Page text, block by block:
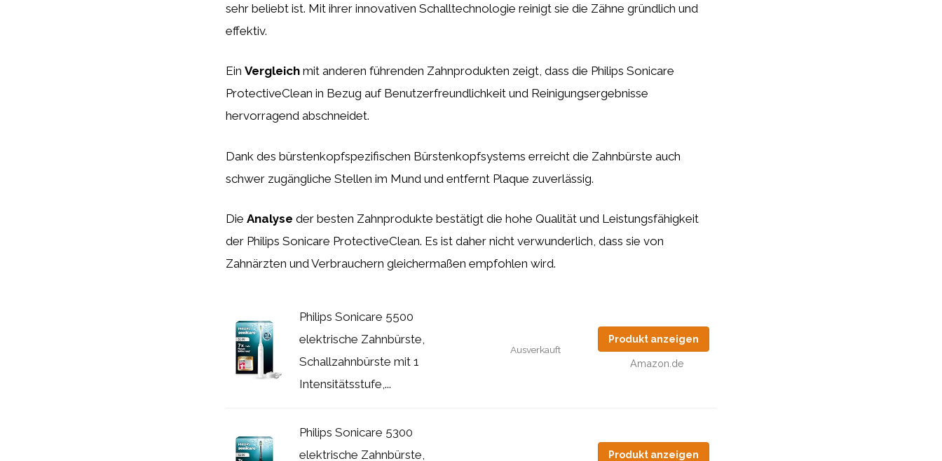
sehr beliebt ist. Mit ihrer innovativen Schalltechnologie reinigt sie die Zähne gründlich und
effektiv.
Ein Vergleich mit anderen führenden Zahnprodukten zeigt, dass die Philips Sonicare
ProtectiveClean in Bezug auf Benutzerfreundlichkeit und Reinigungsergebnisse
hervorragend abschneidet.
Dank des bürstenkopfspezifischen Bürstenkopfsystems erreicht die Zahnbürste auch
schwer zugängliche Stellen im Mund und entfernt Plaque zuverlässig.
Die Analyse der besten Zahnprodukte bestätigt die hohe Qualität und Leistungsfähigkeit
der Philips Sonicare ProtectiveClean. Es ist daher nicht verwunderlich, dass sie von
Zahnärzten und Verbrauchern gleichermaßen empfohlen wird.
Philips Sonicare 5500
elektrische Zahnbürste,
Schallzahnbürste mit 1
Intensitätsstufe,...
Ausverkauft
Produkt anzeigen
Amazon.de
Philips Sonicare 5300
elektrische Zahnbürste,
Produkt anzeigen